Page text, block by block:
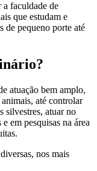
a faculdade de
que estudam e
de pequeno porte até
atuação bem amplo,
até controlar
silvestres, atuar no
em pesquisas na área
nos mais